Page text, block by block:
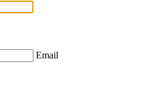
Email